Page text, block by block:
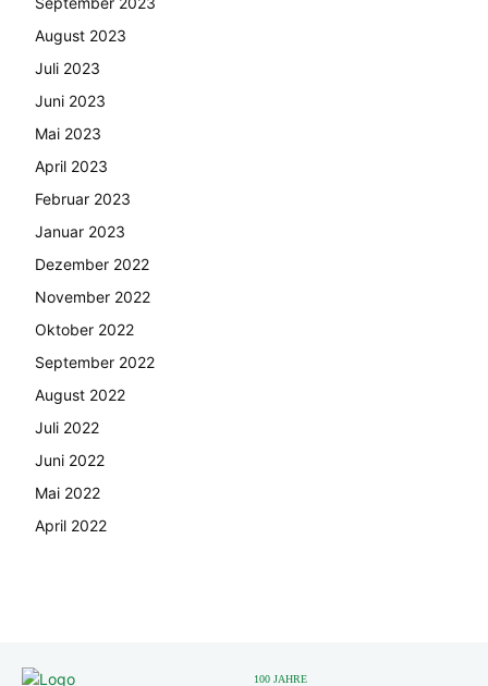
August 2023
Juli 2023
Juni 2023
Mai 2023
April 2023
Februar 2023
Januar 2023
Dezember 2022
November 2022
Oktober 2022
September 2022
August 2022
Juli 2022
Juni 2022
Mai 2022
April 2022
100 JAHRE